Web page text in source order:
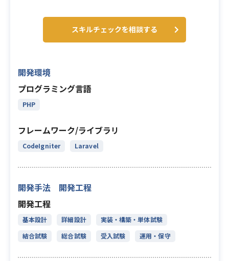
スキルチェックを相談する
開発環境
プログラミング言語
PHP
フレームワーク/ライブラリ
CodeIgniter Laravel
開発手法 開発工程
開発工程
基本設計 詳細設計
実装・構築・単体試験
結合試験
総合試験 受入試験 運用・保守